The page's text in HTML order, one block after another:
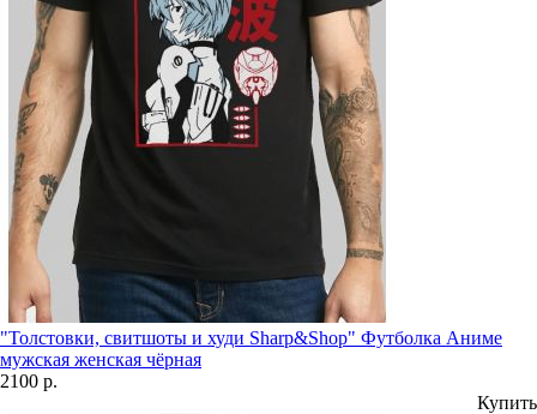
"Толстовки, свитшоты и худи Sharp&Shop" Футболка Аниме
мужская женская чёрная
2100 р.
Купить